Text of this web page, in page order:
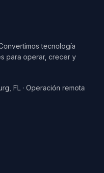
tecnología
para operar, crecer y
FL · Operación remota